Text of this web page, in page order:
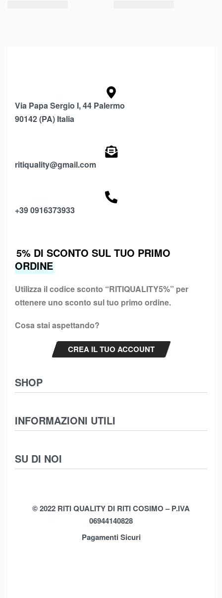
Via Papa Sergio I, 44 Palermo
90142 (PA) Italia
ritiquality@gmail.com
+39 0916373933
SHOP
Abbigliamento
Intimo
Moda Mare
SU DI NOI
Shop
INFORMAZIONI UTILI
Termini e Condizioni
Spedizioni
Privacy Policy
5% DI SCONTO SUL TUO PRIMO
ORDINE
Utilizza il codice sconto “RITIQUALITY5%” per
ottenere uno sconto sul tuo primo ordine.
Cosa stai aspettando?
CREA IL TUO ACCOUNT
© 2022 RITI QUALITY DI RITI COSIMO – P.IVA
06944140828
Pagamenti Sicuri